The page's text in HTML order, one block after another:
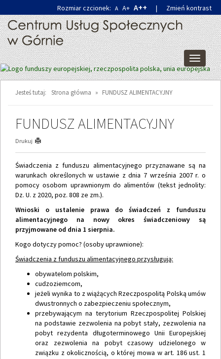
do
głównej
treści
do
wyszukiwarki
Rozmiar czcionek: A A+ A++ | Zmień kontrast
Przełącz
Jesteś tutaj: Strona główna » FUNDUSZ ALIMENTACYJNY
FUNDUSZ ALIMENTACYJNY
Drukuj
Świadczenia z funduszu alimentacyjnego przyznawane są na
warunkach określonych w ustawie z dnia 7 września 2007 r. o
pomocy osobom uprawnionym do alimentów (tekst jednolity:
Dz. U. z 2020, poz. 808 ze zm.).
Wnioski o ustalenie prawa do świadczeń z funduszu
alimentacyjnego na nowy okres świadczeniowy są
przyjmowane od dnia 1 sierpnia.
Kogo dotyczy pomoc? (osoby uprawnione):
Świadczenia z funduszu alimentacyjnego przysługują:
obywatelom polskim,
cudzoziemcom,
jeżeli wynika to z wiążących Rzeczpospolitą Polską umów
dwustronnych o zabezpieczeniu społecznym,
przebywającym na terytorium Rzeczpospolitej Polskiej
na podstawie zezwolenia na pobyt stały, zezwolenia na
pobyt rezydenta długoterminowego Unii Europejskiej
oraz zezwolenia na pobyt czasowy udzielonego w
związku z okolicznością, o której mowa w art. 186 ust. 1